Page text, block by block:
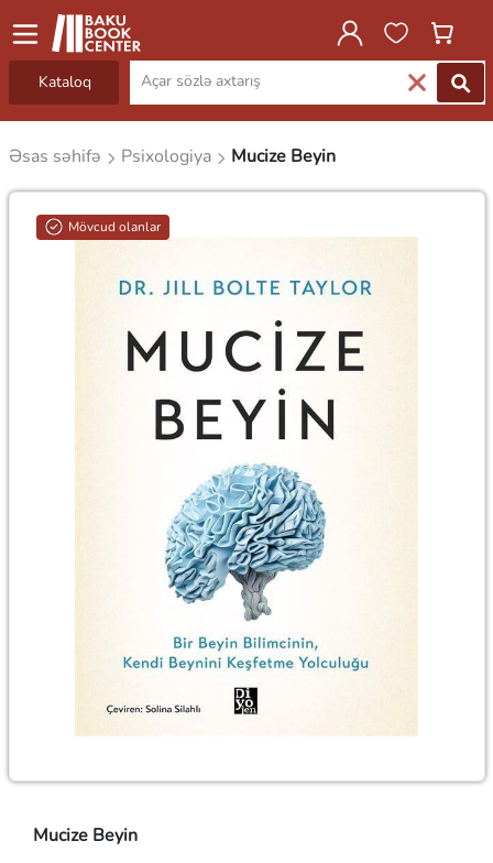
Kataloq
Əsas səhifə Psixologiya Mucize Beyin
Mövcud olanlar
Mucize Beyin